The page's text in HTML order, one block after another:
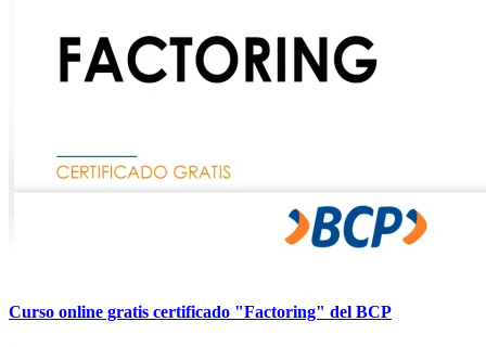
Curso online gratis certificado "Factoring" del BCP